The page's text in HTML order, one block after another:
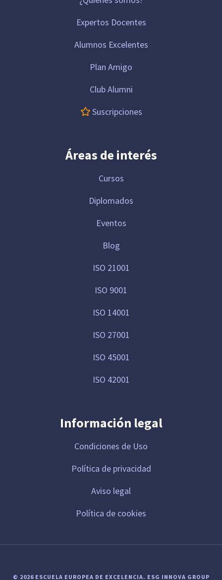
Expertos Docentes
Alumnos Excelentes
Plan Amigo
Club Alumni
Suscripciones
Áreas de interés
Cursos
Diplomados
Eventos
Blog
ISO 21001
ISO 9001
ISO 14001
ISO 27001
ISO 45001
ISO 42001
Información legal
Condiciones de Uso
Política de privacidad
Aviso legal
Política de cookies
© 2026 ESCUELA EUROPEA DE EXCELENCIA. ESG INNOVA GROUP